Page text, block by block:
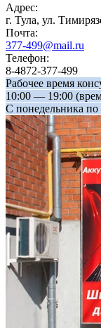
Адрес:
г. Тула, ул.
Почта:
377-499@mail.ru
Телефон:
8-4872-377-499
Рабочее время
10:00 — 19:00
C понедельника